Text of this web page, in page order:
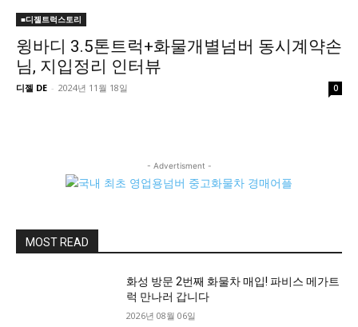
■디젤트럭스토리
윙바디 3.5톤트럭+화물개별넘버 동시계약손
님, 지입정리 인터뷰
디젤 DE - 2024년 11월 18일 0
- Advertisment -
MOST READ
화성 방문 2번째 화물차 매입! 파비스 메가트
럭 만나러 갑니다
2026년 08월 06일